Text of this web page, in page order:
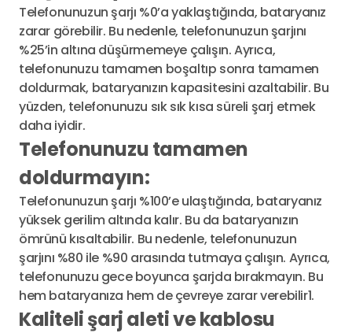
Telefonunuzun şarjı %0’a yaklaştığında, bataryanız
zarar görebilir. Bu nedenle, telefonunuzun şarjını
%25’in altına düşürmemeye çalışın. Ayrıca,
telefonunuzu tamamen boşaltıp sonra tamamen
doldurmak, bataryanızın kapasitesini azaltabilir. Bu
yüzden, telefonunuzu sık sık kısa süreli şarj etmek
daha iyidir.
Telefonunuzu tamamen
doldurmayın:
Telefonunuzun şarjı %100’e ulaştığında, bataryanız
yüksek gerilim altında kalır. Bu da bataryanızın
ömrünü kısaltabilir. Bu nedenle, telefonunuzun
şarjını %80 ile %90 arasında tutmaya çalışın. Ayrıca,
telefonunuzu gece boyunca şarjda bırakmayın. Bu
hem bataryanıza hem de çevreye zarar verebilir1.
Kaliteli şarj aleti ve kablosu